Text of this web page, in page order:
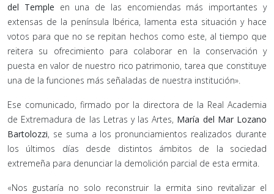
del Temple en una de las encomiendas más importantes y
extensas de la península Ibérica, lamenta esta situación y hace
votos para que no se repitan hechos como este, al tiempo que
reitera su ofrecimiento para colaborar en la conservación y
puesta en valor de nuestro rico patrimonio, tarea que constituye
una de la funciones más señaladas de nuestra institución».
Ese comunicado, firmado por la directora de la Real Academia
de Extremadura de las Letras y las Artes, María del Mar Lozano
Bartolozzi, se suma a los pronunciamientos realizados durante
los últimos días desde distintos ámbitos de la sociedad
extremeña para denunciar la demolición parcial de esta ermita.
«Nos gustaría no solo reconstruir la ermita sino revitalizar el